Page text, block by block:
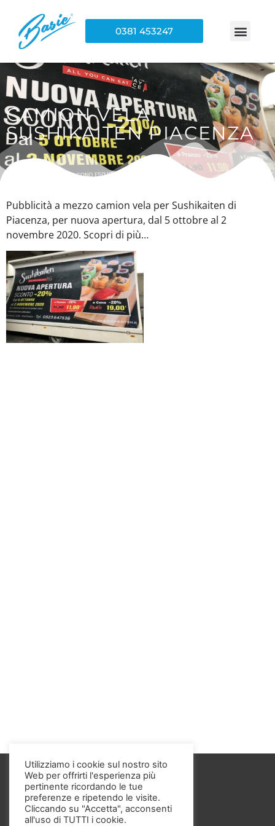
0381 453247
CAMION VELA
SUSHIKAITEN PIACENZA
Pubblicità a mezzo camion vela per Sushikaiten di
Piacenza, per nuova apertura, dal 5 ottobre al 2
novembre 2020. Scopri di più…
Utilizziamo i cookie sul nostro sito
Web per offrirti l'esperienza più
pertinente ricordando le tue
preferenze e ripetendo le visite.
Cliccando su "Accetta", acconsenti
all'uso di TUTTI i cookie.